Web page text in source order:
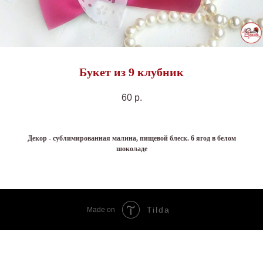
Букет из 9 клубник
60 р.
Декор - сублимированная малина, пищевой блеск. 6 ягод в белом
шоколаде
Made on Tilda